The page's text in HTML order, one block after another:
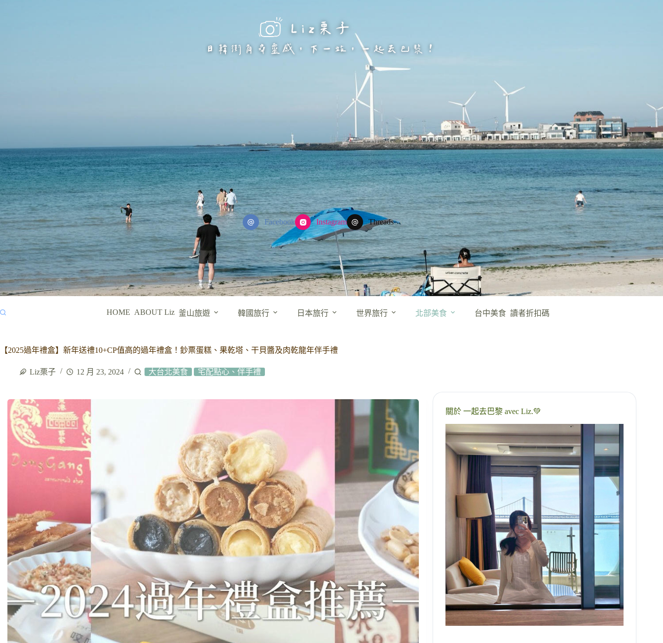
Facebook Instagram Threads
HOME ABOUT Liz 釜山旅遊 韓國旅行 日本旅行 世界旅行 北部美食 台中美食 讀者折扣碼
【2025過年禮盒】新年送禮10+CP值高的過年禮盒！鈔票蛋糕、果乾塔、干貝醬及肉乾龍年伴手禮
Liz栗子 12 月 23, 2024 大台北美食 宅配點心、伴手禮
關於 一起去巴黎 avec Liz.💚